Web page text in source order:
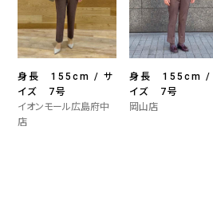
身長 155cm / サ
イズ 7号
イオンモール広島府中
店
身長 155cm /
イズ 7号
岡山店